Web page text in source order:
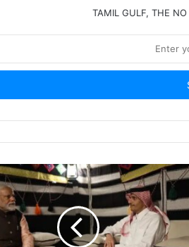
TAMIL GULF, THE